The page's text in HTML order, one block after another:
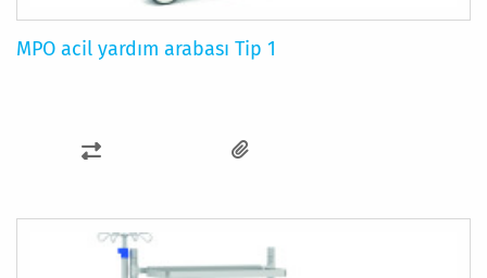
MPO acil yardım arabası Tip 1
KARŞILAŞTIRMA
EKLE